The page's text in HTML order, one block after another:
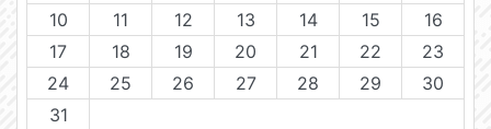
10
11 12 13 14 15
16
17
18 19 20 21 22
23
24
25 26 27 28 29
30
31